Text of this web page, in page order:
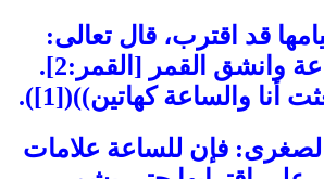
قد اقترب، قال تعالى:
اقتربت الساعة وانشق القمر [القمر:2].
أنا والساعة كهاتين))([1]).
الصغرى: فإن للساعة علامات